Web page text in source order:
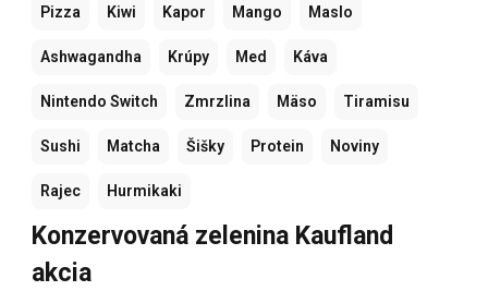
Pizza Kiwi Kapor Mango Maslo
Ashwagandha Krúpy Med Káva
Nintendo Switch Zmrzlina Mäso Tiramisu
Sushi Matcha Šišky Protein Noviny
Rajec Hurmikaki
Konzervovaná zelenina Kaufland
akcia